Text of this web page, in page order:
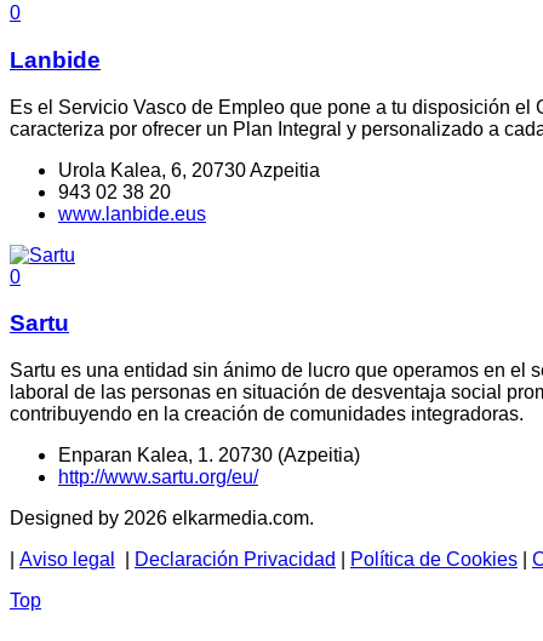
0
Lanbide
Es el Servicio Vasco de Empleo que pone a tu disposición
caracteriza por ofrecer un Plan Integral y personalizado a
Urola Kalea, 6, 20730 Azpeitia
943 02 38 20
www.lanbide.eus
0
Sartu
Sartu es una entidad sin ánimo de lucro que operamos en
laboral de las personas en situación de desventaja social
contribuyendo en la creación de comunidades integradoras.
Enparan Kalea, 1. 20730 (Azpeitia)
http://www.sartu.org/eu/
Designed by 2026 elkarmedia.com.
Aviso legal Declaración Privacidad Política de Cookies
Top